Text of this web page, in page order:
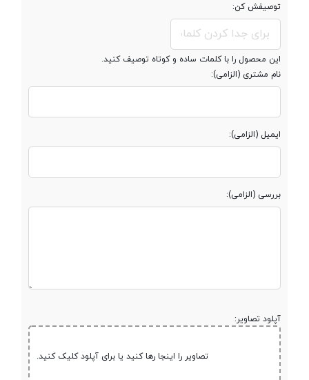
پشتیبانی از کارت
حافظه جانبی
صفحه نمایش
نوع صفحه نمایش
اندازه صفحه
نمایش
1.8 اینچ
تراکم پیکسلی 114~
تعداد رنگ 65 هزار رنگ
توصیفش کن:
این محصول را با کلمات ساده و کوتاه توصیف کنید.
نام مشتری (الزامی):
ایمیل (الزامی):
بررسی (الزامی):
آپلود تصاویر:
تصاویر را اینجا رها کنید یا برای آپلود کلیک کنید.